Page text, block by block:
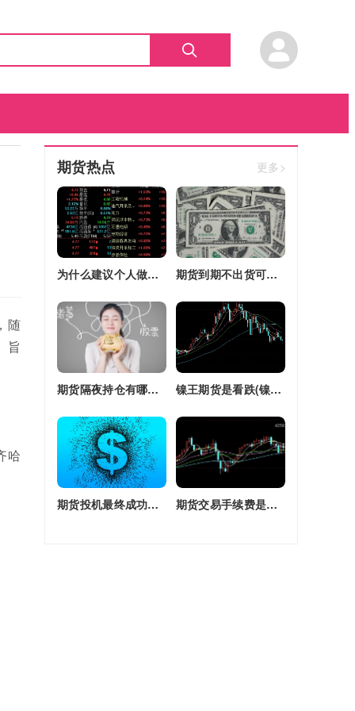
随
旨
哈
期货热点 更多>
为什么建议个人做期货(为什么建议个人做期货交易) 期货到期不出货可以转平仓吗吗(期货如果到期不平仓怎么办)
期货隔夜持仓有哪些(期货隔夜持仓有哪些风险) 镍王期货是看跌(镍王期货是看跌还是看涨)
期货投机最终成功率(期货投机最终成功率是多少) 期货交易手续费是单边还是双边收(期货交易手续费是单边还是双边收费)